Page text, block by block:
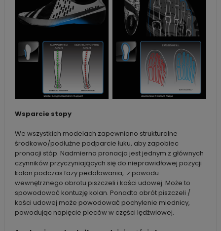
Wsparcie stopy
We wszystkich modelach zapewniono strukturalne
środkowo/podłużne podparcie łuku, aby zapobiec
pronacji stóp. Nadmierna pronacja jest jednym z głównych
czynników przyczyniających się do nieprawidłowej pozycji
kolan podczas fazy pedałowania, z powodu
wewnętrznego obrotu piszczeli i kości udowej. Może to
spowodować kontuzję kolan. Ponadto obrót piszczeli /
kości udowej może powodować pochylenie miednicy,
powodując napięcie pleców w części lędźwiowej.